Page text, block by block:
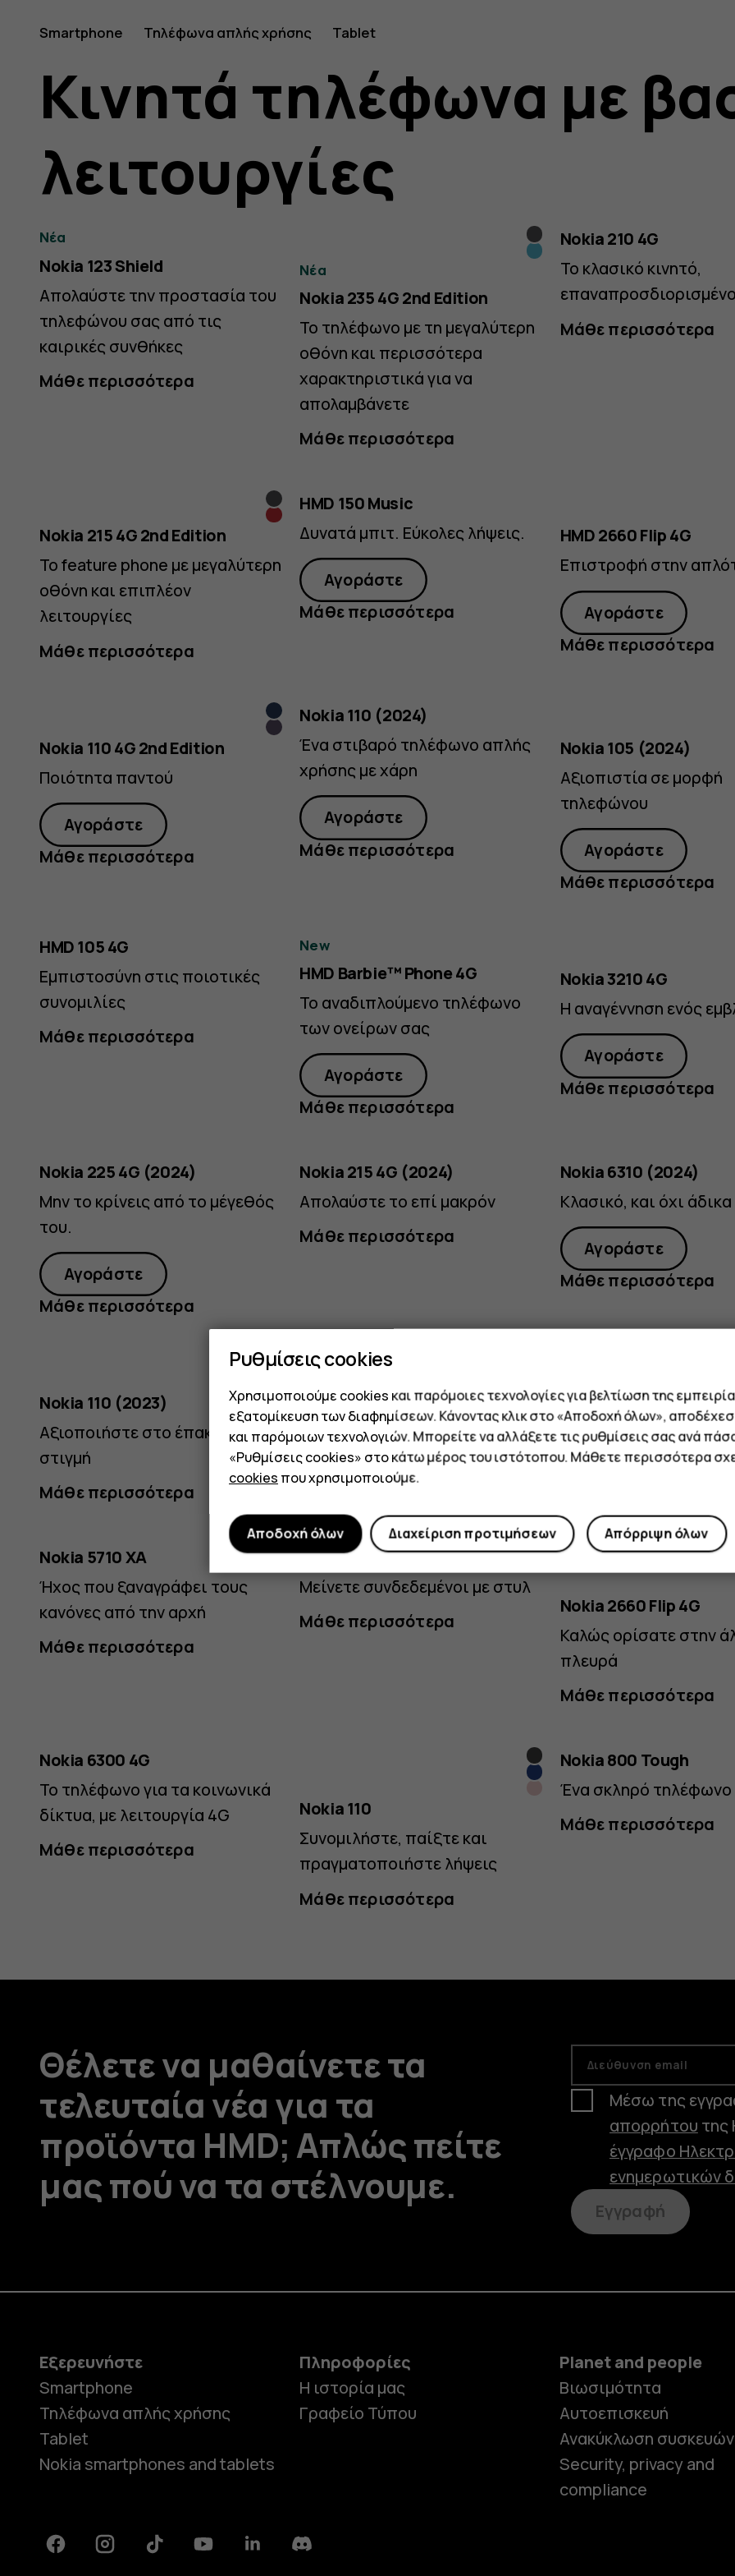
Nokia
&
HMD
4G/2G
Feature
Phones
Official
Smartphone Τηλέφωνα απλής χρήσης Tablet
Κινητά τηλέφωνα με
λειτουργίες
Nokia 123 Shield
Νέα
Απολαύστε την προστασία του
τηλεφώνου σας από τις
καιρικές συνθήκες
Μάθε περισσότερα
Black
Blue
Nokia 235 4G 2nd Edition
Νέα
Το τηλέφωνο με τη μεγαλύτερη
οθόνη και περισσότερα
χαρακτηριστικά για να
απολαμβάνετε
Μάθε περισσότερα
Nokia 210 4G
Το κλασικό κινητό,
επαναπροσδιορισμένο
Μάθε περισσότερα
Μαύρο
Κόκκινο
Nokia 215 4G 2nd Edition
Το feature phone με μεγαλύτερη
οθόνη και επιπλέον
λειτουργίες
Μάθε περισσότερα
HMD 150 Music
Δυνατά μπιτ. Εύκολες λήψεις.
Αγοράστε
Μάθε περισσότερα
HMD 2660 Flip 4G
Επιστροφή στην
Αγοράστε
Μάθε περισσότερα
Midnight
Blue
Arctic
Purple
Nokia 110 4G 2nd Edition
Ποιότητα παντού
Αγοράστε
Μάθε περισσότερα
Nokia 110 (2024)
Ένα στιβαρό τηλέφωνο απλής
χρήσης με χάρη
Αγοράστε
Μάθε περισσότερα
Nokia 105 (2024)
Αξιοπιστία σε μορφή
τηλεφώνου
Αγοράστε
Μάθε περισσότερα
HMD 105 4G
Εμπιστοσύνη στις ποιοτικές
συνομιλίες
Μάθε περισσότερα
HMD Barbie™ Phone 4G
New
Το αναδιπλούμενο τηλέφωνο
των ονείρων σας
Αγοράστε
Μάθε περισσότερα
Nokia 3210 4G
Η αναγέννηση ενός
Αγοράστε
Μάθε περισσότερα
Nokia 225 4G (2024)
Μην το κρίνεις από το μέγεθός
του.
Αγοράστε
Μάθε περισσότερα
Nokia 215 4G (2024)
Απολαύστε το επί μακρόν
Μάθε περισσότερα
Nokia 6310 (2024)
Κλασικό, και όχι άδικα
Αγοράστε
Μάθε περισσότερα
Ανθρακί
Cloudy
Blue
Nokia 110 (2023)
Αξιοποιήστε στο έπακρο κάθε
στιγμή
Μάθε περισσότερα
Κυανό
Nokia 105 (2023)
Ποιότητα που σας κρατά σε
επικοινωνία με τις επαφές σας
Μάθε περισσότερα
Nokia 105 4G (2023)
Για συνδέσεις μεγάλης
διάρκειας
Nokia 5710 XA
Ήχος που ξαναγράφει τους
κανόνες από την αρχή
Μάθε περισσότερα
Nokia 8210 4G
Μείνετε συνδεδεμένοι με στυλ
Μάθε περισσότερα
Nokia 2660 Flip 4G
Καλώς ορίσατε στην
πλευρά
Μάθε περισσότερα
Nokia 6300 4G
Το τηλέφωνο για τα κοινωνικά
δίκτυα, με λειτουργία 4G
Μάθε περισσότερα
Μαύρο
Μπλε
Nokia 110
Συνομιλήστε, παίξτε και
πραγματοποιήστε λήψεις
Μάθε περισσότερα
Nokia 800 Tough
Ένα σκληρό τηλέφωνο
Μάθε περισσότερα
Θέλετε να μαθαίνετε τα
τελευταία νέα για τα
προϊόντα HMD; Απλώς πείτε
μας πού να τα στέλνουμε.
Διεύθυνση email
Μέσω της
απορρήτου της
έγγραφο
ενημερωτικών
Εγγραφή
Εξερευνήστε
Smartphone
Τηλέφωνα απλής χρήσης
Tablet
Nokia smartphones and tablets
Πληροφορίες
Η ιστορία μας
Γραφείο Τύπου
Planet and people
Βιωσιμότητα
Αυτοεπισκευή
Ανακύκλωση συσκευών
Security, privacy and
compliance
FacebookInstagramTiktok YoutubeLinkedinDiscord
Ρυθμίσεις cookies
Χρησιμοποιούμε cookies και παρόμοιες τεχνολογίες για βελτίωση της
εξατομίκευση των διαφημίσεων. Κάνοντας κλικ στο «Αποδοχή όλων»,
και παρόμοιων τεχνολογιών. Μπορείτε να αλλάξετε τις ρυθμίσεις σας ανά
«Ρυθμίσεις cookies» στο κάτω μέρος του ιστότοπου. Μάθετε περισσότερα
cookies που χρησιμοποιούμε.
Απόρριψη όλων
Διαχείριση προτιμήσεων
Αποδοχή όλων